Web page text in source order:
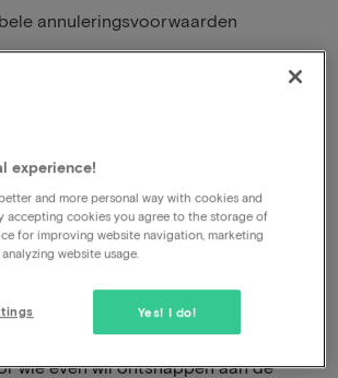
annuleringsvoorwaarden
van hoge kortingen
van speciale
ligt in het groene hart van de
streek die bekendstaat om haar
schilderachtige dorpjes en rustige
je in een sfeervolle omgeving waar
en ontspanning centraal staan.
maakt het hotel een ideale
wie even wil ontsnappen aan de
experience!
and more personal way with cookies and
accepting cookies you agree to the storage of
for improving website navigation, marketing
website usage.
Yes! I do!